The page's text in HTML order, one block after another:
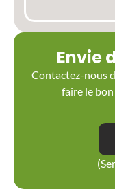
Envie
Contactez-nous
faire le